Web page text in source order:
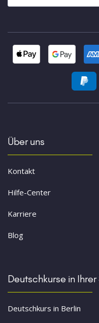
Über uns
Kontakt
Hilfe-Center
Karriere
Blog
Deutschkurse in
Deutschkurs in Berlin